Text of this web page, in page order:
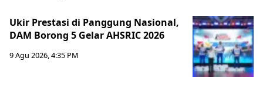
Ukir Prestasi di Panggung Nasional,
DAM Borong 5 Gelar AHSRIC 2026
9 Agu 2026, 4:35 PM